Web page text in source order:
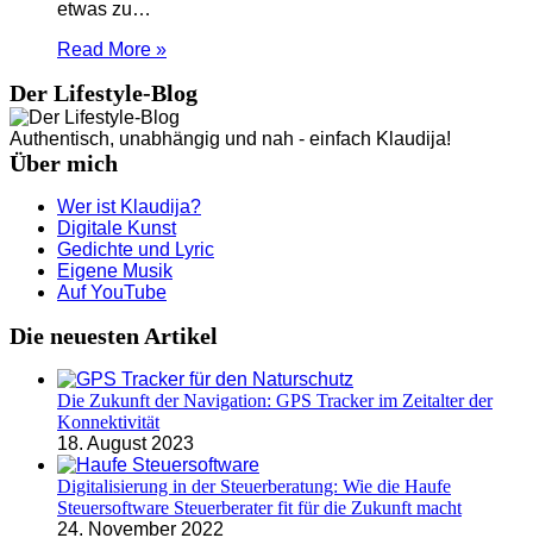
etwas zu…
Read More »
Der Lifestyle-Blog
Authentisch, unabhängig und nah - einfach Klaudija!
Über mich
Wer ist Klaudija?
Digitale Kunst
Gedichte und Lyric
Eigene Musik
Auf YouTube
Die neuesten Artikel
Die Zukunft der Navigation: GPS Tracker im Zeitalter der
Konnektivität
18. August 2023
Digitalisierung in der Steuerberatung: Wie die Haufe
Steuersoftware Steuerberater fit für die Zukunft macht
24. November 2022